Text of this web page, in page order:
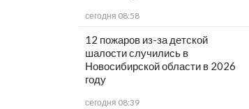
сегодня 08:58
12 пожаров из-за детской
шалости случились в
Новосибирской области в 2026
году
сегодня 08:39